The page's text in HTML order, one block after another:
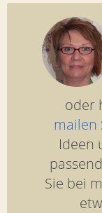
oder
mailen
Ideen
Sie bei